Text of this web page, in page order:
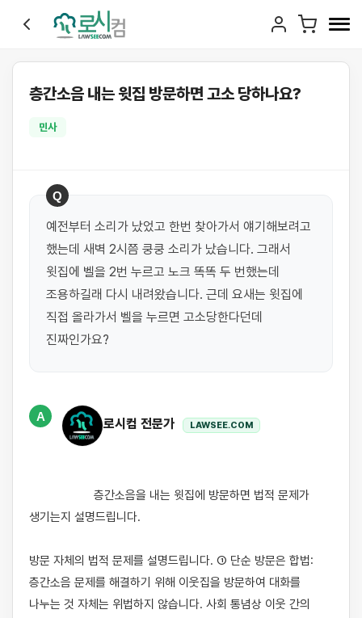
층간소음 내는 윗집 방문하면 고소 당하나요?
민사
Q
예전부터 소리가 났었고 한번 찾아가서 얘기해보려고
했는데 새벽 2시쯤 쿵쿵 소리가 났습니다. 그래서
윗집에 벨을 2번 누르고 노크 똑똑 두 번했는데
조용하길래 다시 내려왔습니다. 근데 요새는 윗집에
직접 올라가서 벨을 누르면 고소당한다던데
진짜인가요?
A
로시컴 전문가 LAWSEE.COM
생기는지 설명드립니다.
방문 자체의 법적 문제를 설명드립니다. ① 단순 방문은 합법:
층간소음 문제를 해결하기 위해 이웃집을 방문하여 대화를
나누는 것 자체는 위법하지 않습니다. 사회 통념상 이웃 간의